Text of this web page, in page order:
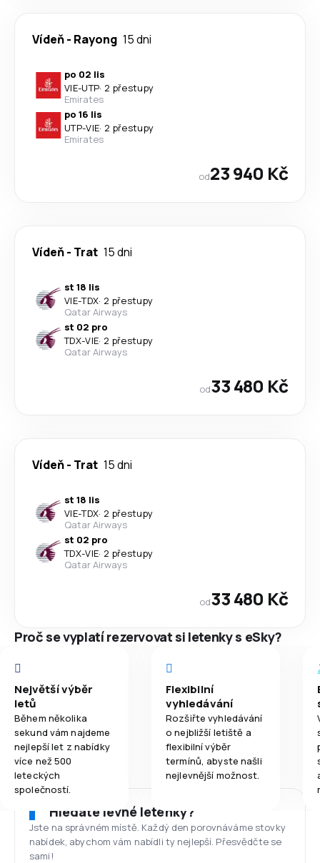
Vídeň- Rayong 15 dni
po 02 lis
VIE-UTP· 2 přestupy
Emirates
po 16 lis
UTP-VIE· 2 přestupy
Emirates
od23 940 Kč
Vídeň- Trat 15 dni
st 18 lis
VIE-TDX· 2 přestupy
Qatar Airways
st 02 pro
TDX-VIE· 2 přestupy
Qatar Airways
od33 480 Kč
Vídeň- Trat 15 dni
st 18 lis
VIE-TDX· 2 přestupy
Qatar Airways
st 02 pro
TDX-VIE· 2 přestupy
Qatar Airways
od33 480 Kč
Proč se vyplatí rezervovat si letenky s eSky?
Největší výběr
letů
Během několika
sekund vám najdeme
nejlepší let z nabídky
více než 500
leteckých
společností.
Flexibilní
vyhledávání
Rozšiřte vyhledávání
o nejbližší letiště a
flexibilní výběr
termínů, abyste našli
nejlevnější možnost.
Hledáte levné letenky?
Jste na správném místě. Každý den porovnáváme stovky
nabídek, abychom vám nabídli ty nejlepší. Přesvědčte se
sami!